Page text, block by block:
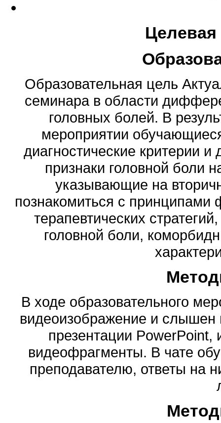
Образовательная цель
семинара в области
головных болей. В
мероприятии
диагностические критерии
признаки головной боли
указывающие на
познакомиться с
терапевтических
головной боли,
В ходе образовательного
видеоизображение и слышен
презентации PowerPoint,
видеофрагменты. В чате
преподавателю, ответы на